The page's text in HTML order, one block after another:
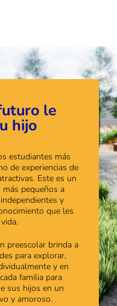
le
hijo
estudiantes más
de experiencias de
Este es un
pequeños a
y
que les
preescolar brinda a
para explorar,
y en
familia para
sus hijos en un
y amoroso.